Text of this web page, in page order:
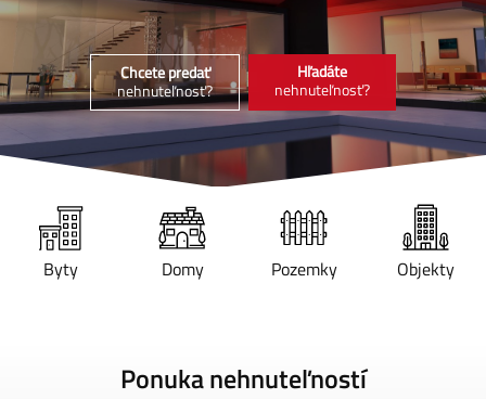
Chcete predať
nehnuteľnosť?
Hľadáte
nehnuteľnosť?
Byty Domy Pozemky Objekty
Ponuka nehnuteľností